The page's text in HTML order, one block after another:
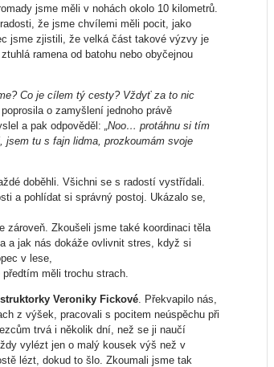
jsme měli v nohách okolo 10 kilometrů.
že jsme chvílemi měli pocit, jako
jsme zjistili, že velká část takové výzvy je
ramena od batohu nebo obyčejnou
Co je cílem tý cesty? Vždyť za to nic
o zamyšlení jednoho právě
a pak odpověděl:„Noo… protáhnu si tím
tu s fajn lidma, prozkoumám svoje
doběhli. Všichni se s radostí vystřídali.
a pohlídat si správný postoj. Ukázalo se,
zároveň. Zkoušeli jsme také koordinaci těla
a jak nás dokáže ovlivnit stres, když si
v lese,
měli trochu strach.
Veroniky Fickové. Překvapilo nás,
z výšek, pracovali s pocitem neúspěchu při
trvá i několik dní, než se ji naučí
vylézt jen o malý kousek výš než v
lézt, dokud to šlo. Zkoumali jsme tak